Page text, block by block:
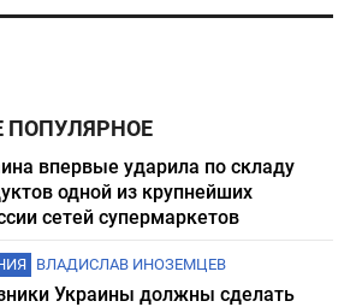
ПОПУЛЯРНОЕ
впервые ударила по складу
одной из крупнейших
сетей супермаркетов
ВЛАДИСЛАВ ИНОЗЕМЦЕВ
Украины должны сделать